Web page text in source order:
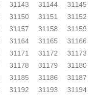
31143 31144
31145
31150 31151
31152
31157 31158
31159
31164 31165
31166
31171 31172
31173
31178 31179
31180
31185 31186
31187
31192 31193
31194